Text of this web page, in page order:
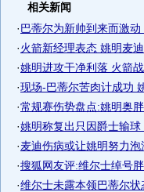
相关新闻
·巴蒂尔为新帅到来而激
·火箭新经理表态 姚明麦
·姚明进攻干净利落 火箭
·现场-巴蒂尔苦肉计成功
·常规赛伤势盘点:姚明奥
·姚明称复出只因爵士输
·麦迪伤病或让姚明努力
·搜狐网友评:维尔士绰号
·维尔士未露本领巴蒂尔